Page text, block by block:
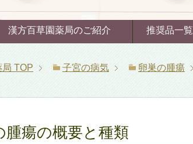
漢方百草園薬局のご紹介 推奨品一覧
局 TOP 子宮の病気 卵巣の腫瘍
腫瘍の概要と種類